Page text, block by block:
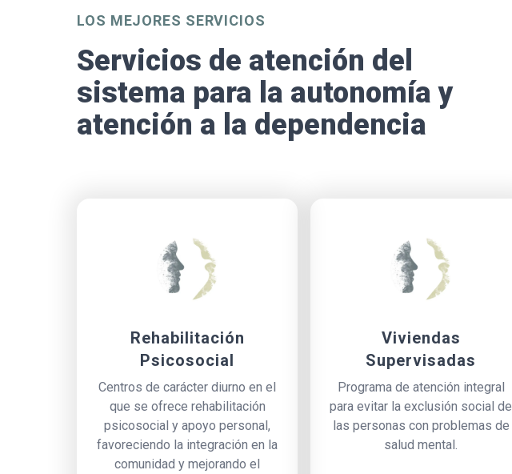
LOS MEJORES SERVICIOS
Servicios de atención del
sistema para la autonomía y
atención a la dependencia
Rehabilitación
Psicosocial
Centros de carácter diurno en el
que se ofrece rehabilitación
psicosocial y apoyo personal,
favoreciendo la integración en la
comunidad y mejorando el
Viviendas
Supervisadas
Programa de atención integral
para evitar la exclusión social de
las personas con problemas de
salud mental.